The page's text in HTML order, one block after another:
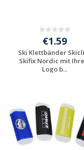
€1.59
Ski Klettbänder
Skifix Nordic mit
Logo b...
anfragen